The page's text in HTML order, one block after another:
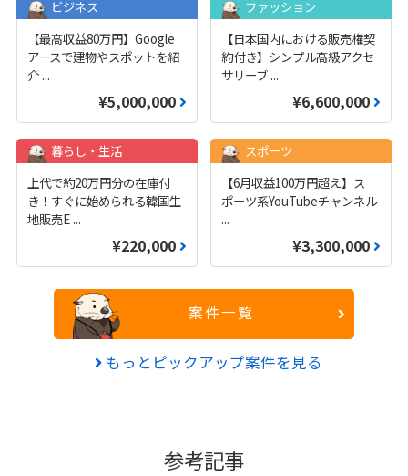
ビジネス
【最高収益80万円】Google
アースで建物やスポットを紹
介 ...
¥5,000,000
ファッション
【日本国内における販売権契
約付き】シンプル高級アクセ
サリーブ ...
¥6,600,000
暮らし・生活
上代で約20万円分の在庫付
き！すぐに始められる韓国生
地販売E ...
¥220,000
スポーツ
【6月収益100万円超え】ス
ポーツ系YouTubeチャンネル
...
¥3,300,000
案件一覧
もっとピックアップ案件を見る
参考記事